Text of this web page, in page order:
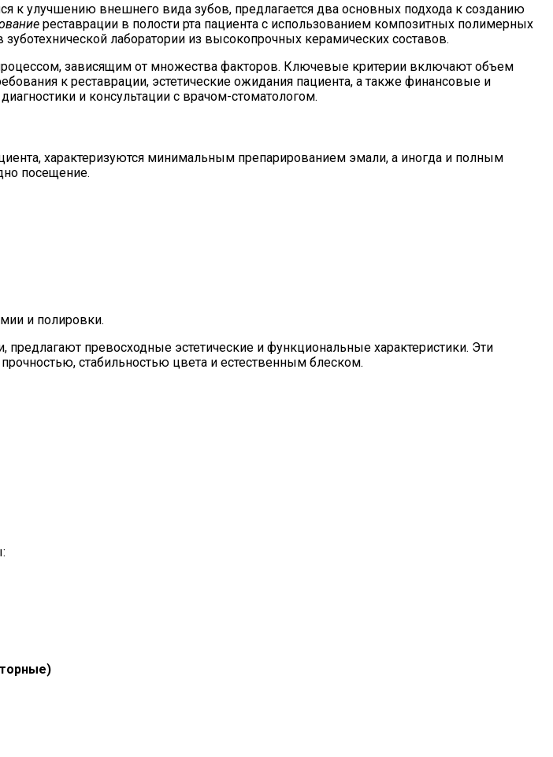
к улучшению внешнего вида зубов, предлагается два основных подхода к созданию
реставрации в полости рта пациента с использованием композитных полимерных
лаборатории из высокопрочных керамических составов.
зависящим от множества факторов. Ключевые критерии включают объем
к реставрации, эстетические ожидания пациента, а также финансовые и
и консультации с врачом-стоматологом.
характеризуются минимальным препарированием эмали, а иногда и полным
посещение.
и полировки.
превосходные эстетические и функциональные характеристики. Эти
стабильностью цвета и естественным блеском.